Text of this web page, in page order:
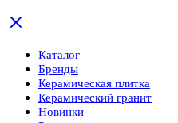
Каталог
Бренды
Керамическая плитка
Керамический гранит
Новинки